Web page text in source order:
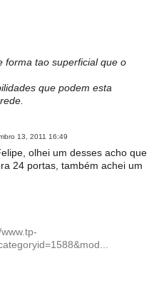
forma tao superficial que o
que podem esta
13, 2011 16:49
olhei um desses acho que
24 portas, também achei um